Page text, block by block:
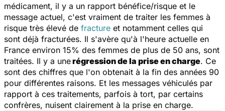
médicament, il y a un rapport bénéfice/risque et le
message actuel, c'est vraiment de traiter les femmes à
risque très élevé de fracture et notamment celles qui
sont déjà fracturées. Il s'avère qu'à l'heure actuelle en
France environ 15% des femmes de plus de 50 ans, sont
traitées. Il y a unerégression de la prise en charge. Ce
sont des chiffres que l'on obtenait à la fin des années 90
pour différentes raisons. Et les messages véhiculés par
rapport à ces traitements, parfois à tort, par certains
confrères, nuisent clairement à la prise en charge.